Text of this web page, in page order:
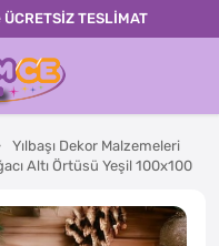
ÜCRETSİZ TESLİMAT
Yılbaşı Dekor Malzemeleri
Altı Örtüsü Yeşil 100x100